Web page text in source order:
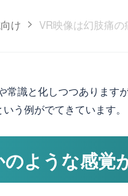
け > VR映像は幻肢痛の
識と化しつつあります
う例がでてきています。
ような感覚